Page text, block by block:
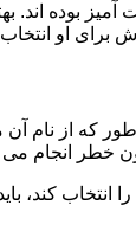
بوده اند.
برای او
از نام
خطر انجام
کند،